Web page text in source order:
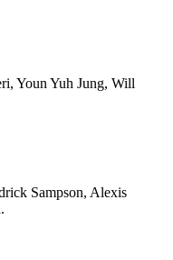
Youn Yuh Jung, Will
Sampson, Alexis